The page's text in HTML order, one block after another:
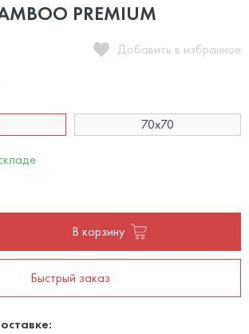
PREMIUM
Добавить в избранное
70x70
В корзину
Быстрый заказ